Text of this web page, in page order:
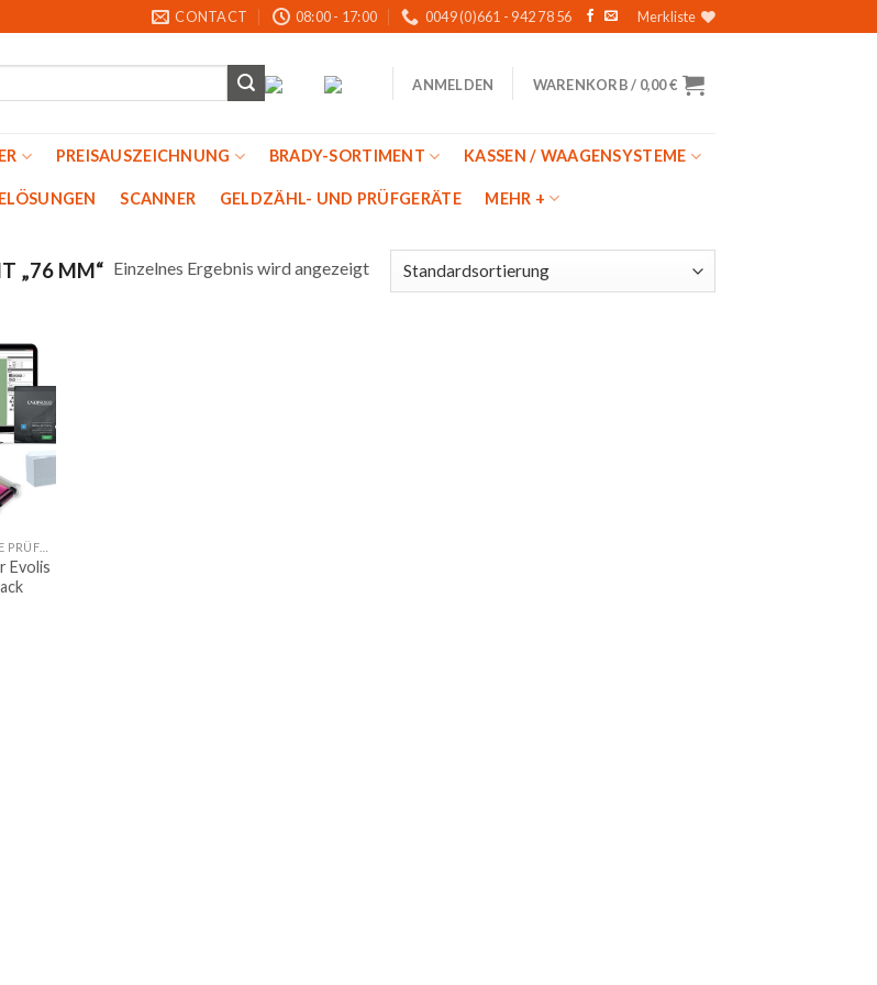
CONTACT 08:00 - 17:00 0049 (0)661 - 942 78 56 Merkliste
ANMELDEN WARENKORB / 0,00€
PREISAUSZEICHNUNG BRADY-SORTIMENT KASSEN / WAAGENSYSTEME
SCANNER GELDZÄHL- UND PRÜFGERÄTE MEHR +
„76 MM“ Einzelnes Ergebnis wird angezeigt
die
Evolis